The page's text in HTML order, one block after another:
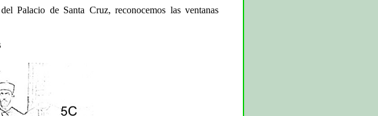
Palacio de Santa Cruz, reconocemos las ventanas